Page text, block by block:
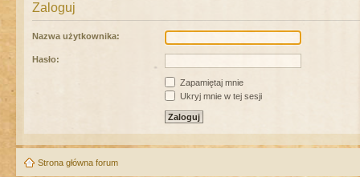
Zaloguj
Nazwa użytkownika:
Hasło:
Zapamiętaj mnie
Ukryj mnie w tej sesji
Strona główna forum